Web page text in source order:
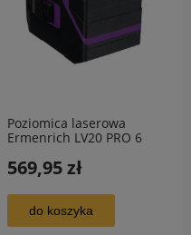
Poziomica laserowa
Ermenrich LV20 PRO 6
569,95 zł
do koszyka